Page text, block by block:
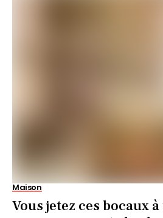
Maison
Vous jetez ces bocaux